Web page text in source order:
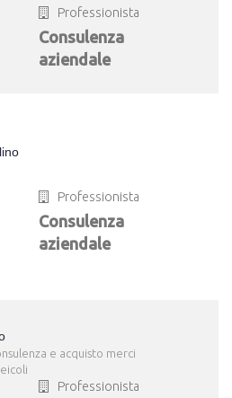
Professionista
Consulenza
aziendale
Professionista
Consulenza
aziendale
e acquisto merci
Professionista